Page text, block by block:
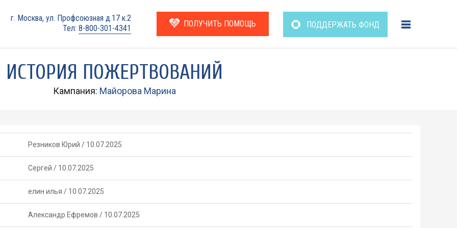
г. Москва, ул. Профсоюзная д.17 к.2
Тел: 8-800-301-4341 ПОЛУЧИТЬ ПОМОЩЬ ПОДДЕРЖАТЬ ФОНД
ИСТОРИЯ ПОЖЕРТВОВАНИЙ
Кампания: Майорова Марина
Резников Юрий / 10.07.2025
Сергей / 10.07.2025
елин илья / 10.07.2025
Александр Ефремов / 10.07.2025